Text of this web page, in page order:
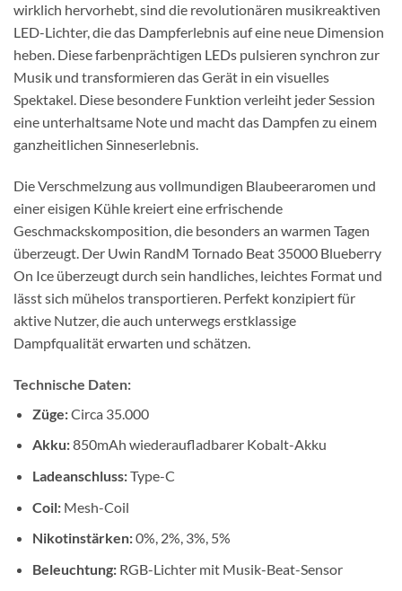
wirklich hervorhebt, sind die revolutionären musikreaktiven
LED-Lichter, die das Dampferlebnis auf eine neue Dimension
heben. Diese farbenprächtigen LEDs pulsieren synchron zur
Musik und transformieren das Gerät in ein visuelles
Spektakel. Diese besondere Funktion verleiht jeder Session
eine unterhaltsame Note und macht das Dampfen zu einem
ganzheitlichen Sinneserlebnis.
Die Verschmelzung aus vollmundigen Blaubeeraromen und
einer eisigen Kühle kreiert eine erfrischende
Geschmackskomposition, die besonders an warmen Tagen
überzeugt. Der Uwin RandM Tornado Beat 35000 Blueberry
On Ice überzeugt durch sein handliches, leichtes Format und
lässt sich mühelos transportieren. Perfekt konzipiert für
aktive Nutzer, die auch unterwegs erstklassige
Dampfqualität erwarten und schätzen.
Technische Daten:
Züge:Circa 35.000
Akku:850mAh wiederaufladbarer Kobalt-Akku
Ladeanschluss:Type-C
Coil:Mesh-Coil
Nikotinstärken:0%, 2%, 3%, 5%
Beleuchtung:RGB-Lichter mit Musik-Beat-Sensor